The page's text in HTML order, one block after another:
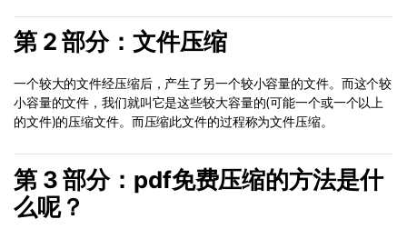
PDF OCR
第 2 部分：文件压缩
一个较大的文件经压缩后，产生了另一个较小容量的文件。而这个较
小容量的文件，我们就叫它是这些较大容量的(可能一个或一个以上
的文件)的压缩文件。而压缩此文件的过程称为文件压缩。
第 3 部分：pdf免费压缩的方法是什
么呢？